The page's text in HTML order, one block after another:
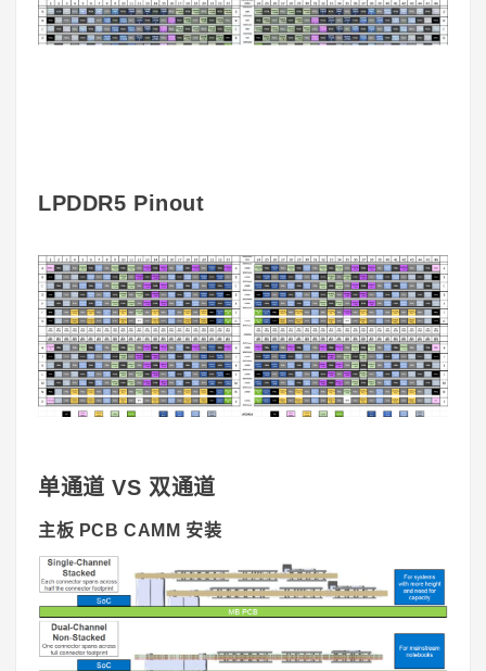
LPDDR5 Pinout
单通道 VS 双通道
主板 PCB CAMM 安装